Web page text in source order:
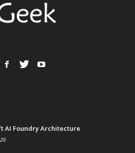
AI Foundry Architecture